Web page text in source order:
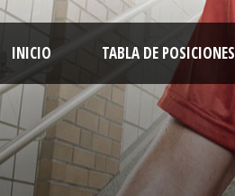
INICIO TABLA DE POSICIONES